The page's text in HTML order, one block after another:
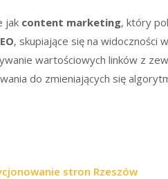
jak content marketing, który
, skupiające się na widoczności
wartościowych linków z
do zmieniających się
stron Rzeszów